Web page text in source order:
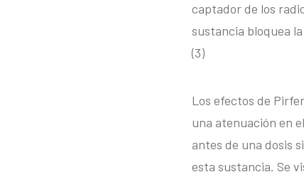
captador de los
sustancia bloquea
(3)
Los efectos de
una atenuación en
antes de una dosis
esta sustancia. Se